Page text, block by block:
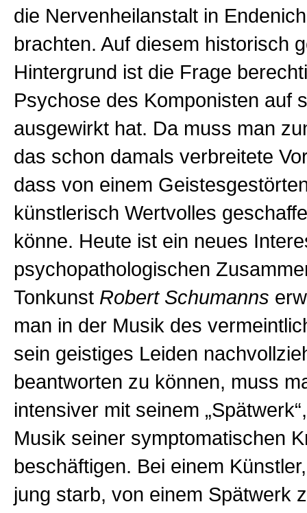
die Nervenheilanstalt in
brachten. Auf diesem historisch
Hintergrund ist die Frage
Psychose des Komponisten auf
ausgewirkt hat. Da muss man
das schon damals verbreitete
dass von einem
künstlerisch Wertvolles
könne. Heute ist ein neues
psychopathologischen
Tonkunst Robert Schumanns
man in der Musik des
sein geistiges Leiden
beantworten zu können, muss
intensiver mit seinem
Musik seiner symptomatischen
beschäftigen. Bei einem
jung starb, von einem Spätwerk